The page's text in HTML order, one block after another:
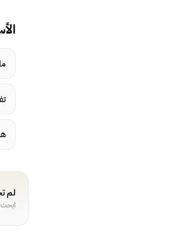
لم
ابحث